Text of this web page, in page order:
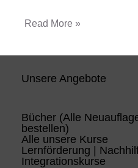
Read More »
Unsere Angebote
Bücher (Alle
bestellen)
Alle unsere Kurse
Lernförderung |
Integrationskurse